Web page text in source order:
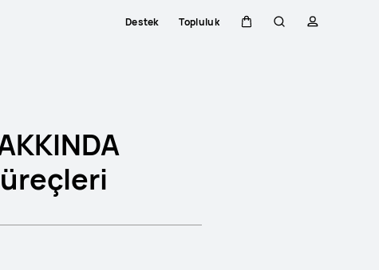
Destek Topluluk